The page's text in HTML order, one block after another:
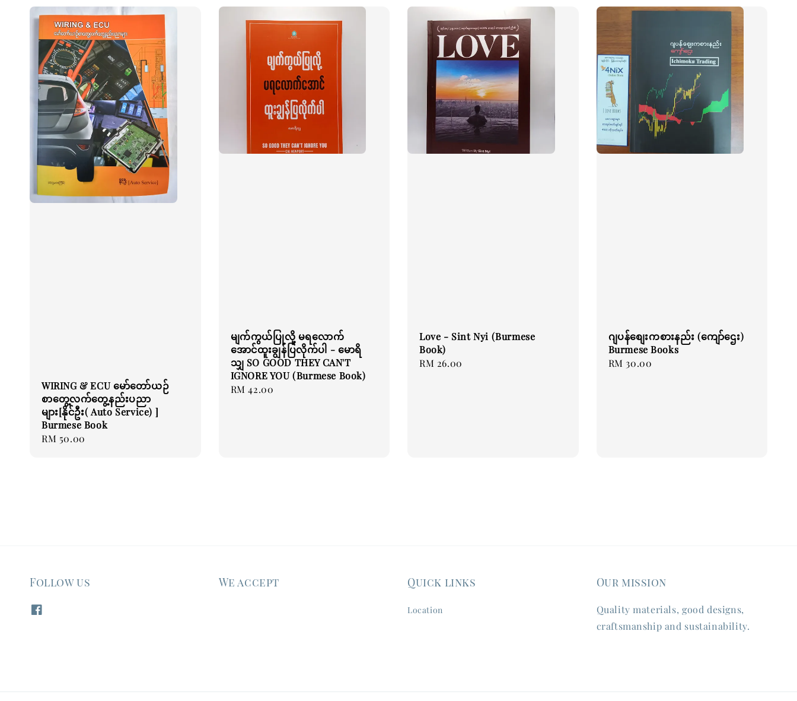
WIRING & ECU မော်တော်ယဉ်
စာတွေ့လက်တွေ့နည်းပညာ
များ[နိုင်ဦး( Auto Service) ]
Burmese Book
Regular
RM 50.00
မျက်ကွယ်ပြုလို့ မရလောက်
အောင်ထူးချွန်ပြလိုက်ပါ - မောရိ
သျှ SO GOOD THEY CAN'T
IGNORE YOU (Burmese Book)
Regular
RM 42.00
Love - Sint Nyi (Burmese
Book)
Regular
RM 26.00
ဂျပန်စျေးကစားနည်း (ကျော်ဌေး)
Burmese Books
Regular
RM 30.00
Follow us We accept Quick links
Location
Our mission
Quality materials, good designs,
craftsmanship and sustainability.